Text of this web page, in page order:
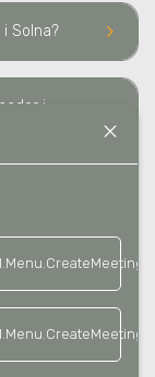
close
keyboard_arrow_right
i Solna?
keyboard_arrow_right
i
av
keyboard_arrow_right